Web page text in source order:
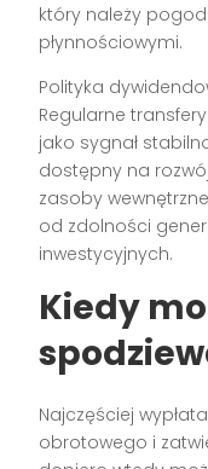
który należy
płynnościowymi.
Polityka
Regularne
jako sygnał
dostępny na
zasoby
od zdolności
inwestycyjnych.
Kiedy
Najczęściej
obrotowego i